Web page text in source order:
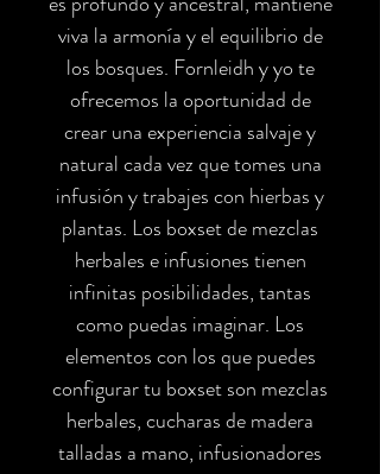
viva la armonía y el equilibrio de
los bosques. Fornleidh y yo te
ofrecemos la oportunidad de
crear una experiencia salvaje y
natural cada vez que tomes una
infusión y trabajes con hierbas y
plantas. Los boxset de mezclas
herbales e infusiones tienen
infinitas posibilidades, tantas
como puedas imaginar. Los
elementos con los que puedes
configurar tu boxset son mezclas
herbales, cucharas de madera
talladas a mano, infusionadores